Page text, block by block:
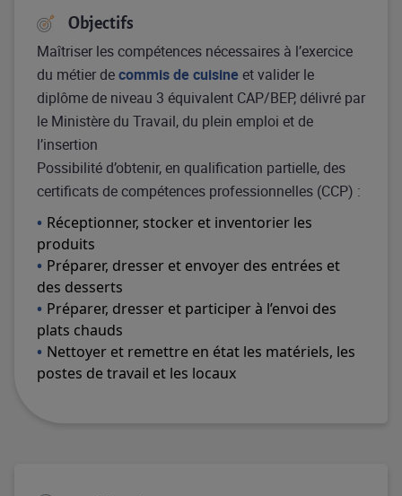
Objectifs
Maîtriser les compétences nécessaires à l’exercice
du métier decommis de cuisineet valider le
diplôme de niveau 3 équivalent CAP/BEP, délivré par
le Ministère du Travail, du plein emploi et de
l’insertion ​
Possibilité d’obtenir, en qualification partielle, des
certificats de compétences professionnelles (CCP) :​
Réceptionner, stocker et inventorier les
produits
Préparer, dresser et envoyer des entrées et
des desserts
Préparer, dresser et participer à l’envoi des
plats chauds
Nettoyer et remettre en état les matériels, les
postes de travail et les locaux